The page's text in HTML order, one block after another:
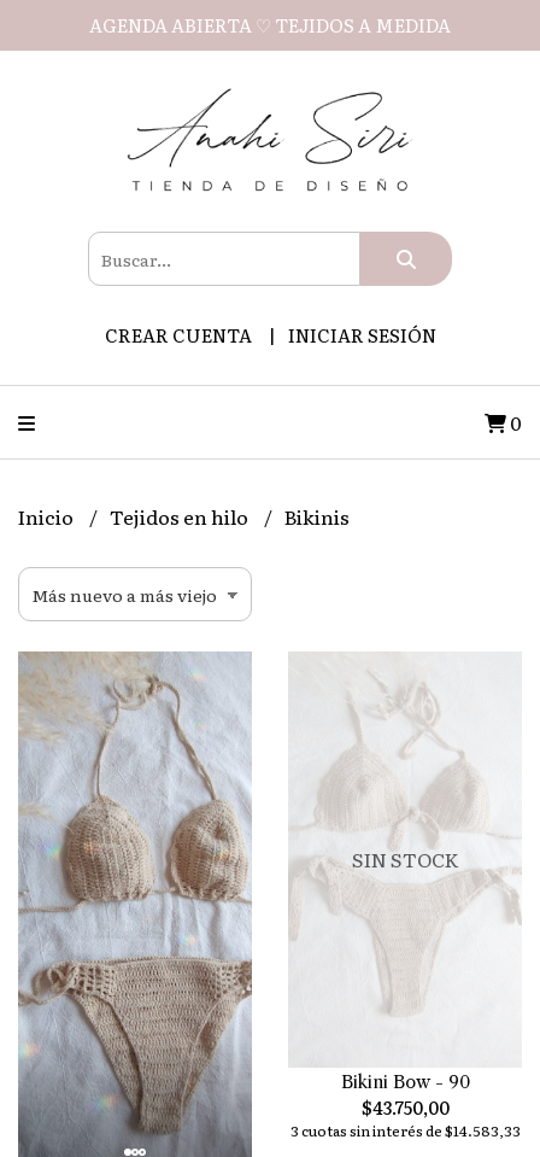
AGENDA ABIERTA ♡ TEJIDOS A MEDIDA
CREAR CUENTA INICIAR SESIÓN
0
Inicio Tejidos en hilo Bikinis
SIN STOCK
Bikini Bow - 90
$43.750,00
3 cuotas sin interés de $14.583,33